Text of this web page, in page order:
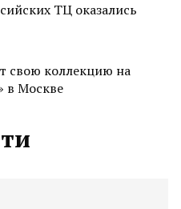
ТЦ оказались
свою коллекцию на
в Москве